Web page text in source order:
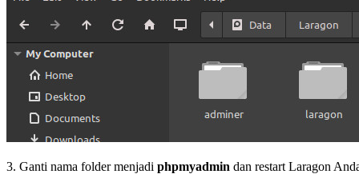
3. Ganti nama folder menjadi phpmyadmin dan restart Laragon